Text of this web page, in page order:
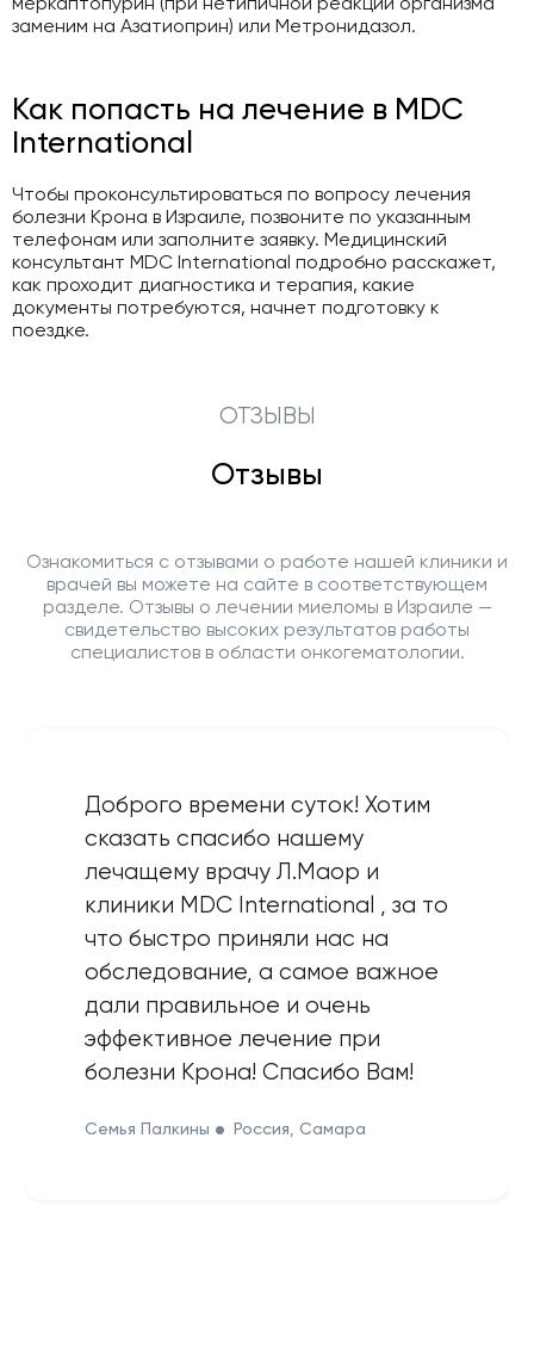
заменим на Азатиоприн) или Метронидазол.
Как попасть на лечение в MDC
International
Чтобы проконсультироваться по вопросу лечения
болезни Крона в Израиле, позвоните по указанным
телефонам или заполните заявку. Медицинский
консультант MDC International подробно расскажет,
как проходит диагностика и терапия, какие
документы потребуются, начнет подготовку к
поездке.
ОТЗЫВЫ
Отзывы
Ознакомиться с отзывами о работе нашей клиники и
врачей вы можете на сайте в соответствующем
разделе. Отзывы о лечении миеломы в Израиле —
свидетельство высоких результатов работы
специалистов в области онкогематологии.
Доброго времени суток! Хотим
сказать спасибо нашему
лечащему врачу Л.Маор и
клиники MDC International , за то
что быстро приняли нас на
обследование, а самое важное
дали правильное и очень
эффективное лечение при
болезни Крона! Спасибо Вам!
Семья Палкины Россия, Самара